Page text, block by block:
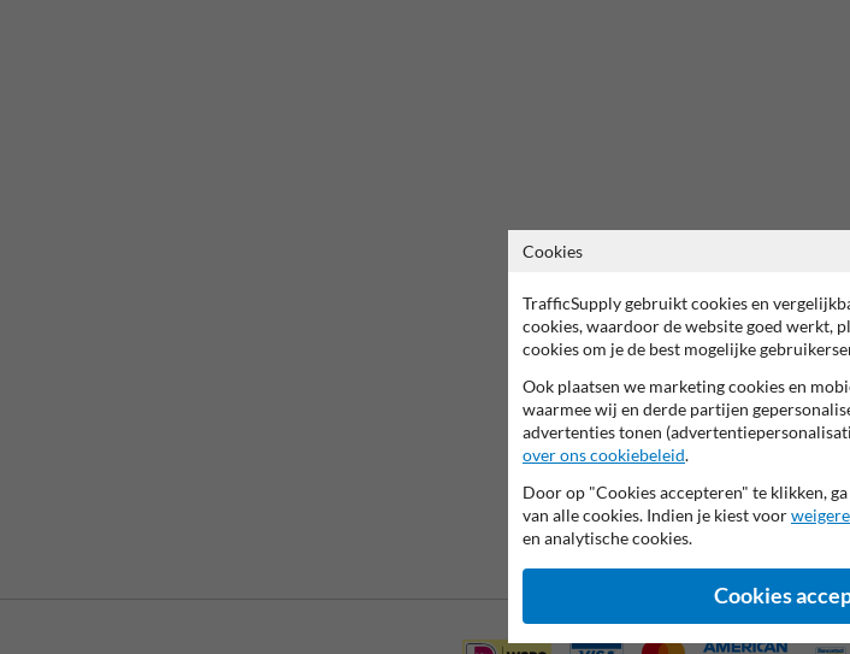
Cookies
TrafficSupply gebruikt cookies en
cookies, waardoor de website goed werkt,
cookies om je de best mogelijke
Ook plaatsen we marketing cookies en
waarmee wij en derde partijen
advertenties tonen
over ons cookiebeleid.
Door op "Cookies accepteren" te klikken,
van alle cookies. Indien je kiest voor
en analytische cookies.
Cookies